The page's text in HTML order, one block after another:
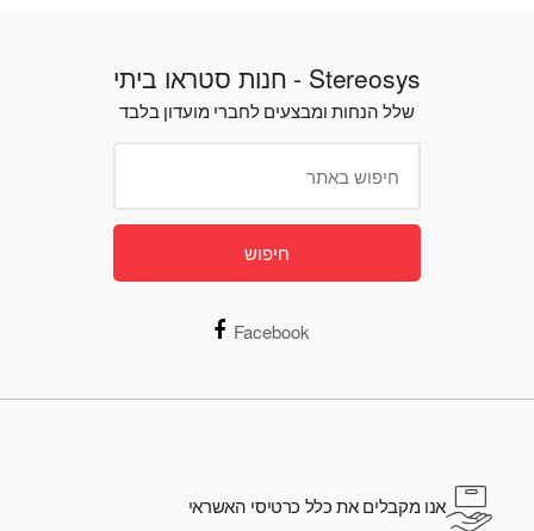
Stereosys - חנות סטראו ביתי
שלל הנחות ומבצעים לחברי מועדון בלבד
חיפוש
Facebook
אנו מקבלים את כלל כרטיסי האשראי